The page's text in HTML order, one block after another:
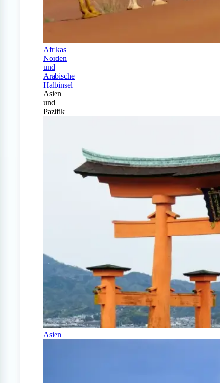
Afrikas
Norden
und
Arabische
Halbinsel
Asien
und
Pazifik
Asien